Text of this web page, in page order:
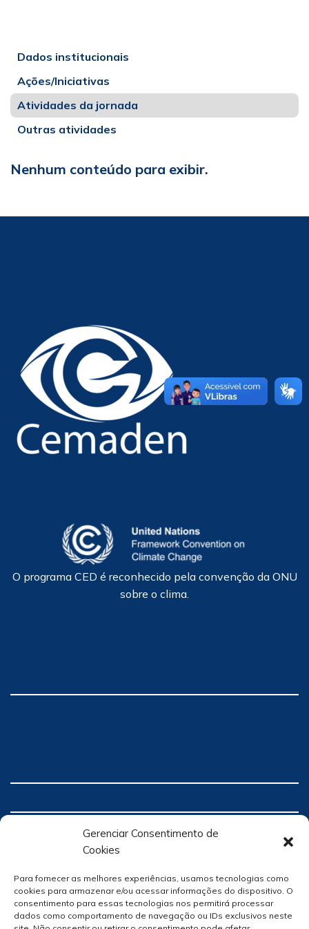
Gerenciar Consentimento de
Cookies
Para fornecer as melhores experiências, usamos tecnologias como
cookies para armazenar e/ou acessar informações do dispositivo. O
consentimento para essas tecnologias nos permitirá processar
dados como comportamento de navegação ou IDs exclusivos neste
Dados institucionais
Ações/Iniciativas
Atividades da jornada
Outras atividades
Nenhum conteúdo para exibir.
O programa CED é reconhecido pela convenção da ONU
sobre o clima.